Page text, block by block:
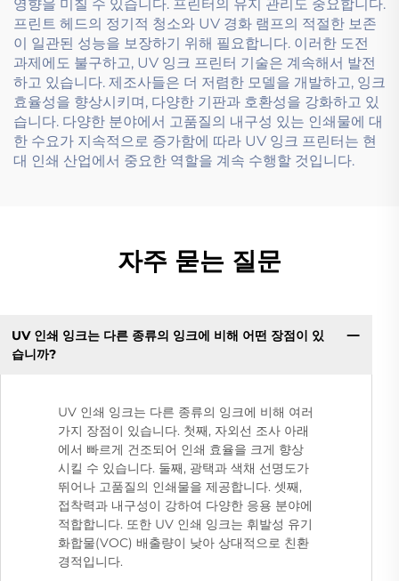
영향을 미칠 수 있습니다. 프린터의 유지 관리도 중요합니다.
프린트 헤드의 정기적 청소와 UV 경화 램프의 적절한 보존
이 일관된 성능을 보장하기 위해 필요합니다. 이러한 도전
과제에도 불구하고, UV 잉크 프린터 기술은 계속해서 발전
하고 있습니다. 제조사들은 더 저렴한 모델을 개발하고, 잉크
효율성을 향상시키며, 다양한 기판과 호환성을 강화하고 있
습니다. 다양한 분야에서 고품질의 내구성 있는 인쇄물에 대
한 수요가 지속적으로 증가함에 따라 UV 잉크 프린터는 현
대 인쇄 산업에서 중요한 역할을 계속 수행할 것입니다.
자주 묻는 질문
UV 인쇄 잉크는 다른 종류의 잉크에 비해 어떤 장점이 있
습니까?
UV 인쇄 잉크는 다른 종류의 잉크에 비해 여러
가지 장점이 있습니다. 첫째, 자외선 조사 아래
에서 빠르게 건조되어 인쇄 효율을 크게 향상
시킬 수 있습니다. 둘째, 광택과 색채 선명도가
뛰어나 고품질의 인쇄물을 제공합니다. 셋째,
접착력과 내구성이 강하여 다양한 응용 분야에
적합합니다. 또한 UV 인쇄 잉크는 휘발성 유기
화합물(VOC) 배출량이 낮아 상대적으로 친환
경적입니다.